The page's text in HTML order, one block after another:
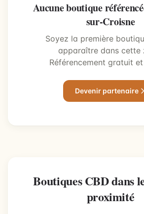
Aucune boutique
sur-Croisne
Soyez la première
apparaître dans cette
Référencement gratuit
Devenir partenaire
Boutiques CBD dans
proximité